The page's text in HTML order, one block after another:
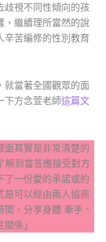
歧視不同性傾向的孩
，繼續理所當然的說
辛苦編修的性別教育
就當著全國觀眾的面
下方念萱老師這篇文
面其實是非常清楚的
解到當答應接受對方
了一份愛的承諾或約
是可以經由兩人協商
、分享身體 牽手、
係」